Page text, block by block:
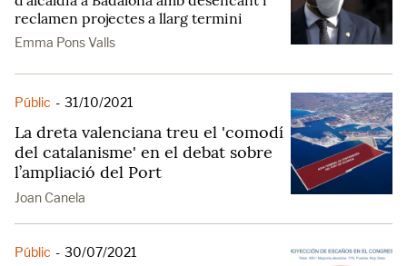
reclamen projectes a llarg termini
Emma Pons Valls
Públic - 31/10/2021
La dreta valenciana treu el 'comodí
del catalanisme' en el debat sobre
l’ampliació del Port
Joan Canela
Públic - 30/07/2021